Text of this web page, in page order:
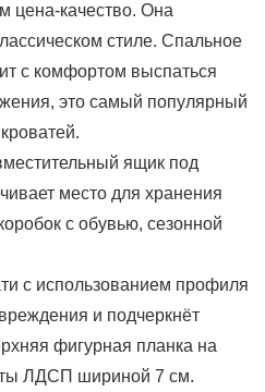
цена-качество. Она
стиле. Спальное
с комфортом выспаться
это самый популярный
ящик под
место для хранения
с обувью, сезонной
с использованием профиля
и подчеркнёт
фигурная планка на
ЛДСП шириной 7 см.